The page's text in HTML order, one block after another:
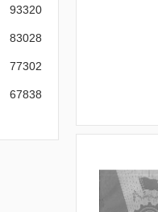
93320
83028
77302
67838